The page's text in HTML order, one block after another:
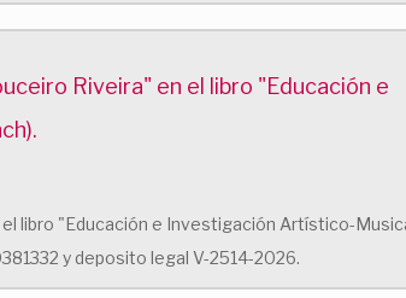
Riveira" en el libro "Educación e
libro "Educación e Investigación Artístico-
y deposito legal V-2514-2026.